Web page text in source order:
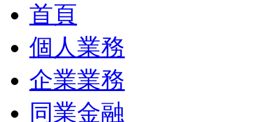
首頁
個人業務
企業業務
同業金融